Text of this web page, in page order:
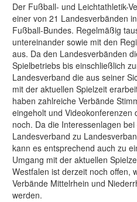
Der Fußball- und Leichtathletik-
einer von 21 Landesverbänden
Fußball-Bundes. Regelmäßig
untereinander sowie mit den
aus. Da den Landesverbänden
Spielbetriebs bis einschließlich
Landesverband die aus seiner
mit der aktuellen Spielzeit
haben zahlreiche Verbände
eingeholt und
noch. Da die Interessenlagen
Landesverband zu
kann es entsprechend auch zu
Umgang mit der aktuellen
Westfalen ist derzeit noch offen,
Verbände Mittelrhein und
werden.